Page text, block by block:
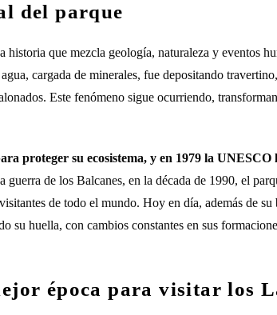
del parque
que mezcla geología, naturaleza y eventos
cargada de minerales, fue depositando
Este fenómeno sigue ocurriendo,
proteger su ecosistema, y en 1979 la UNESCO
guerra de los Balcanes, en la década de 1990, el
de todo el mundo. Hoy en día, además de su
su huella, con cambios constantes en sus
época para visitar los